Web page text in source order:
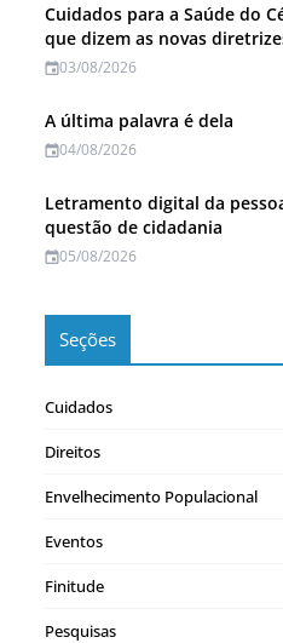
Cuidados para a Saúde do
que dizem as novas
03/08/2026
A última palavra é dela
04/08/2026
Letramento digital da
questão de cidadania
05/08/2026
Seções
Cuidados
Direitos
Envelhecimento Populacional
Eventos
Finitude
Pesquisas